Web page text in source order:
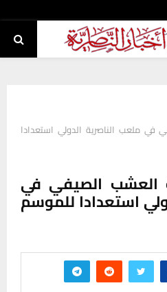
في ملعب الناصرية الدولي استعدادا
العشب الصيفي في
استعدادا للموسم